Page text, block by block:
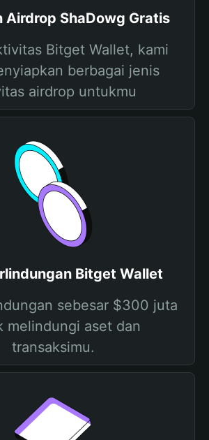
Airdrop ShaDowg Gratis
Bitget Wallet, kami
berbagai jenis
airdrop untukmu
Bitget Wallet
sebesar $300 juta
melindungi aset dan
transaksimu.